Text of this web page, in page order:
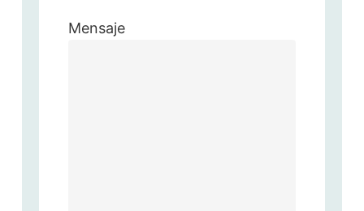
Mensaje